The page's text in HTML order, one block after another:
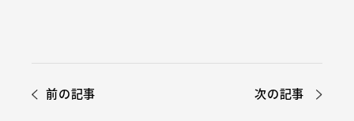
前の記事 次の記事